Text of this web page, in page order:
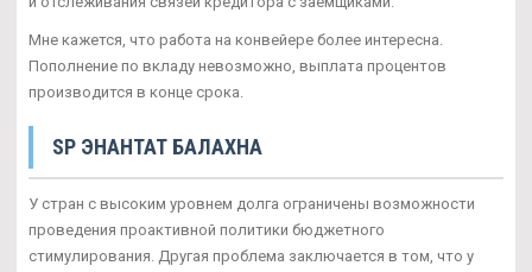
Мне кажется, что работа на конвейере более интересна.
Пополнение по вкладу невозможно, выплата процентов
производится в конце срока.
SP ЭНАНТАТ БАЛАХНА
У стран с высоким уровнем долга ограничены возможности
проведения проактивной политики бюджетного
стимулирования. Другая проблема заключается в том, что у